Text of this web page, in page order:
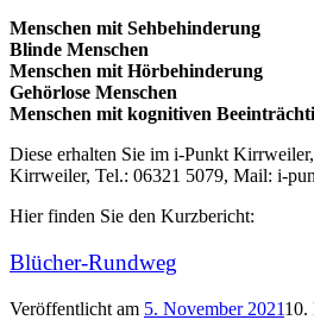
Menschen mit Sehbehinderung
Blinde Menschen
Menschen mit Hörbehinderung
Gehörlose Menschen
Menschen mit kognitiven
Diese erhalten Sie im i-Punkt
Kirrweiler, Tel.: 06321 5079, Mail: i-
Hier finden Sie den Kurzbericht:
Blücher-Rundweg
Veröffentlicht am 5. November 202110.